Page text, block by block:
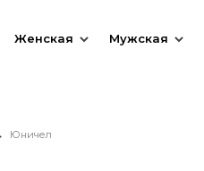
Женская Мужская
Юничел